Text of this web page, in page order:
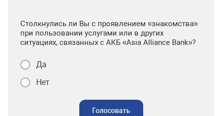
Столкнулись ли Вы с проявлением «знакомства»
при пользовании услугами или в других
ситуациях, связанных с АКБ «Asia Alliance Bank»?
Да
Нет
Голосовать